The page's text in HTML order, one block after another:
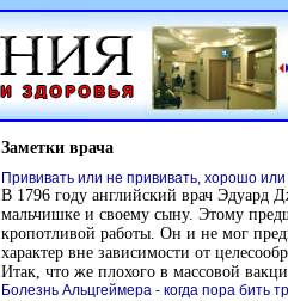
Заметки врача
Прививать или не прививать, хорошо
В 1796 году английский врач Эдуард
мальчишке и своему сыну. Этому
кропотливой работы. Он и не мог
характер вне зависимости от
Итак, что же плохого в массовой
Болезнь Альцгеймера - когда пора бить